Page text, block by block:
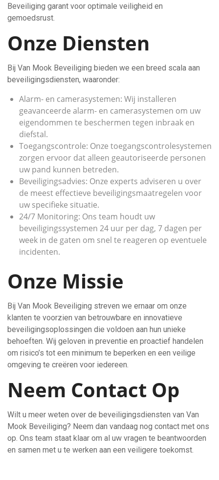
Beveiliging garant voor optimale veiligheid en
gemoedsrust.
Onze Diensten
Bij Van Mook Beveiliging bieden we een breed scala aan
beveiligingsdiensten, waaronder:
Alarm- en camerasystemen: Wij installeren
geavanceerde alarm- en camerasystemen om uw
eigendommen te beschermen tegen inbraak en
diefstal.
Toegangscontrole: Onze toegangscontrolesystemen
zorgen ervoor dat alleen geautoriseerde personen
uw pand kunnen betreden.
Beveiligingsadvies: Onze experts adviseren u over
de meest effectieve beveiligingsmaatregelen voor
uw specifieke situatie.
24/7 Monitoring: Ons team houdt uw
beveiligingssystemen 24 uur per dag, 7 dagen per
week in de gaten om snel te reageren op eventuele
incidenten.
Onze Missie
Bij Van Mook Beveiliging streven we ernaar om onze
klanten te voorzien van betrouwbare en innovatieve
beveiligingsoplossingen die voldoen aan hun unieke
behoeften. Wij geloven in preventie en proactief handelen
om risico’s tot een minimum te beperken en een veilige
omgeving te creëren voor iedereen.
Neem Contact Op
Wilt u meer weten over de beveiligingsdiensten van Van
Mook Beveiliging? Neem dan vandaag nog contact met ons
op. Ons team staat klaar om al uw vragen te beantwoorden
en samen met u te werken aan een veiligere toekomst.